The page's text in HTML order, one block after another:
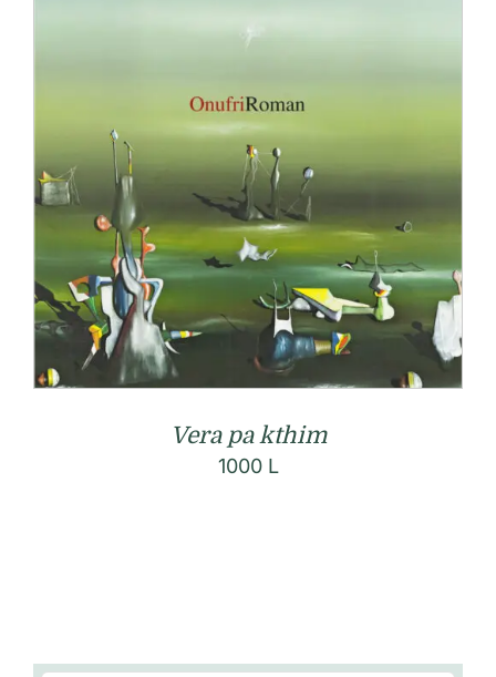
Vera pa kthim
1000 L